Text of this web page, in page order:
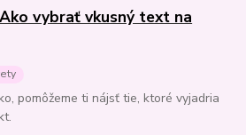
vybrať vkusný text na
pomôžeme ti nájsť tie, ktoré vyjadria